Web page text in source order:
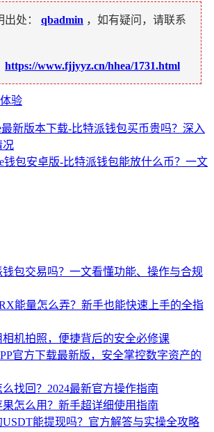
处： qbadmin ，如有疑问，请联系
https://www.fjjyyz.cn/hhea/1731.html
验
最新版本下载-比特派钱包买币贵吗？深入
况
钱包安卓版-比特派钱包能放什么币？一文
包交易吗？一文看懂功能、操作与合规
能量怎么弄？新手也能快速上手的全指
相机拍照，便捷背后的安全必修课
官方下载最新版，安全掌控数字资产的
么找回？2024最新官方操作指南
果怎么用？新手超详细使用指南
USDT能提现吗？官方解答与实操全攻略